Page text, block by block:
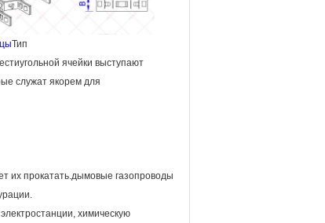
Тип
ячейки выступают
служат якорем для
их прокатать.дымовые газопроводы
химическую